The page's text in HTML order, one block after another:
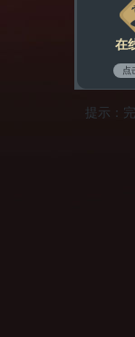
在
点
提示：